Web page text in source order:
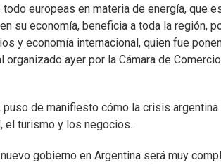
europeas en materia de energía, que
su economía, beneficia a toda la región,
y economía internacional, quien fue
organizado ayer por la Cámara de
puso de manifiesto cómo la crisis argentina
el turismo y los negocios.
gobierno en Argentina será muy